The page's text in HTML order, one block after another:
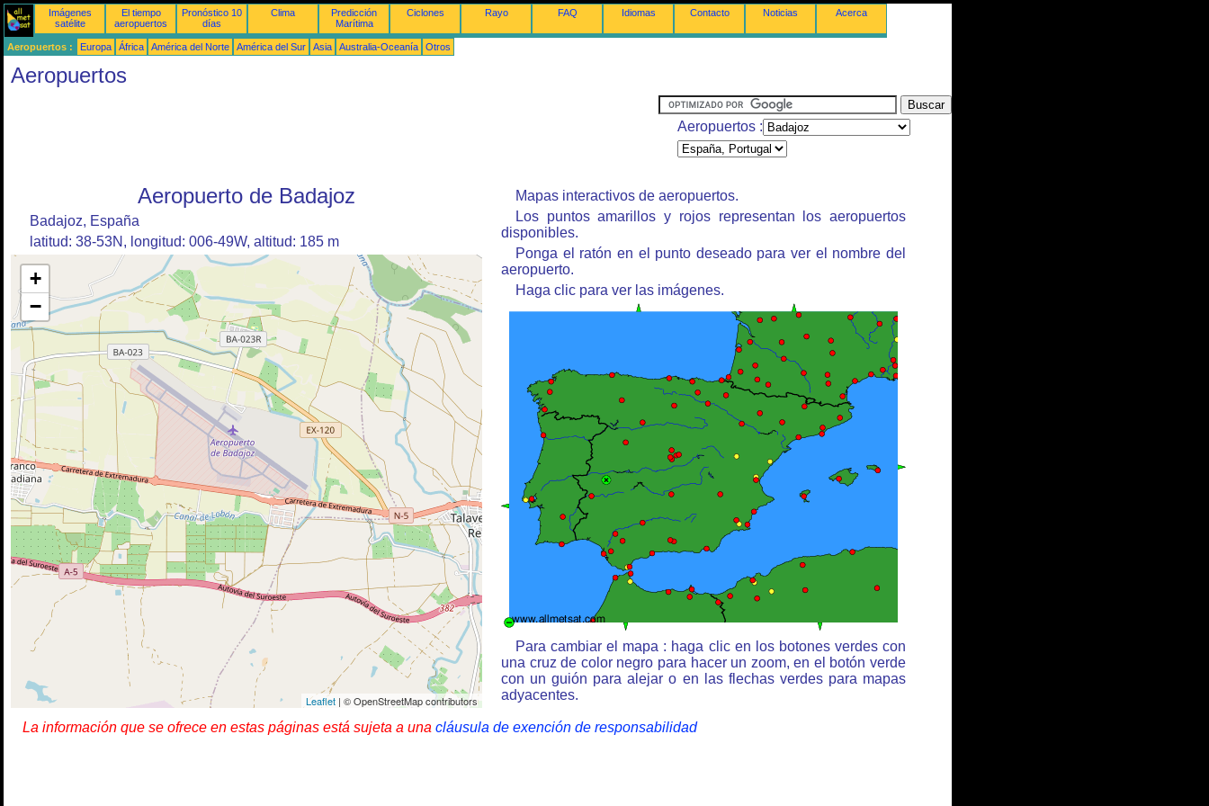
Imágenes
satélite
El tiempo
aeropuertos
Pronóstico 10
días
Clima
Predicción
Marítima
Ciclones Rayo FAQ Idiomas Contacto Noticias Acerca
Aeropuertos : Europa África América del Norte América del Sur Asia Australia-Oceanía Otros
Aeropuertos
Aeropuertos :
Aeropuerto de Badajoz
Badajoz, España
latitud: 38-53N, longitud: 006-49W, altitud: 185 m
+
−
Leaflet | © OpenStreetMap contributors
Mapas interactivos de aeropuertos.
Los puntos amarillos y rojos representan los aeropuertos
disponibles.
Ponga el ratón en el punto deseado para ver el nombre del
aeropuerto.
Haga clic para ver las imágenes.
Para cambiar el mapa : haga clic en los botones verdes con
una cruz de color negro para hacer un zoom, en el botón verde
con un guión para alejar o en las flechas verdes para mapas
adyacentes.
La información que se ofrece en estas páginas está sujeta a una cláusula de exención de responsabilidad